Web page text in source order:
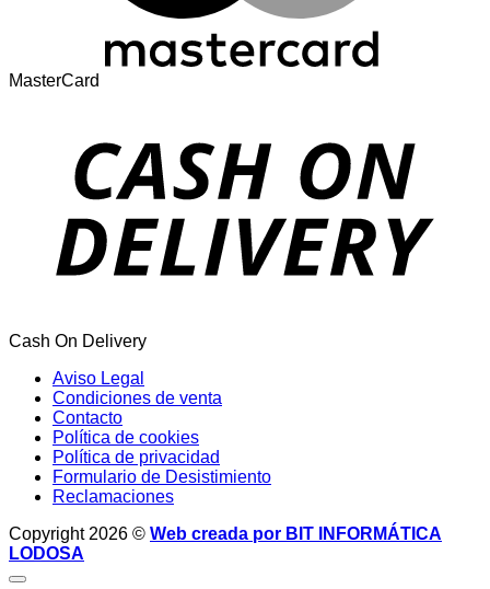
MasterCard
Cash On Delivery
Aviso Legal
Condiciones de venta
Contacto
Política de cookies
Política de privacidad
Formulario de Desistimiento
Reclamaciones
Copyright 2026 © Web creada por BIT INFORMÁTICA
LODOSA